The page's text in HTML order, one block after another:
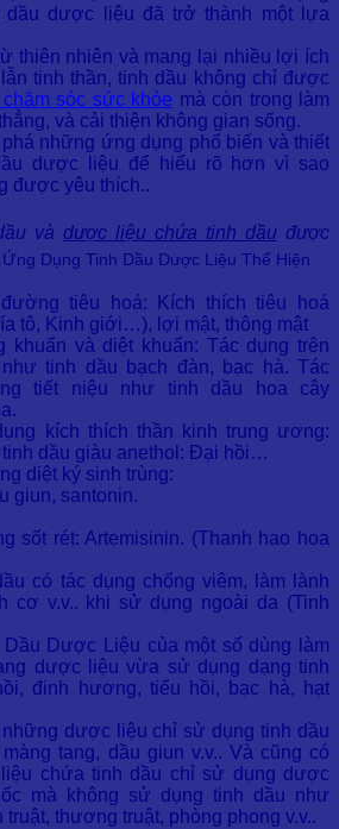
dầu dược liệu đã trở thành một lựa
thiên nhiên và mang lại nhiều lợi ích
tinh thần, tinh dầu không chỉ được
sóc sức khỏe mà còn trong làm
và cải thiện không gian sống.
những ứng dụng phổ biến và thiết
dược liệu để hiểu rõ hơn vì sao
được yêu thích..
và dược liệu chứa tinh dầu được
Ứng Dụng Tinh Dầu Dược Liệu Thể Hiện
tiêu hoá: Kích thích tiêu hoá
tô, Kinh giới…), lợi mật, thông mật
khuẩn và diệt khuẩn: Tác dụng trên
tinh dầu bạch đàn, bạc hà. Tác
tiết niệu như tinh dầu hoa cây
kích thích thần kinh trung ương:
dầu giàu anethol: Ðại hồi…
diệt ký sinh trùng:
giun, santonin.
sốt rét: Artemisinin. (Thanh hao hoa
có tác dụng chống viêm, làm lành
cơ v.v.. khi sử dụng ngoài da (Tinh
Dược Liệu của một số dùng làm
dược liệu vừa sử dụng dạng tinh
đinh hương, tiểu hồi, bạc hà, hạt
dược liệu chỉ sử dụng tinh dầu
tang, dầu giun v.v.. Và cũng có
chứa tinh dầu chỉ sử dụng dược
mà không sử dụng tinh dầu như
thương truật, phòng phong v.v..